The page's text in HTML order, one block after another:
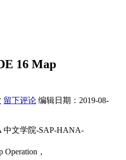
16 Map
留下评论 编辑日期： 2019-08-
中文学院-SAP-HANA-
，